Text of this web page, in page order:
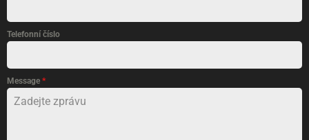
Telefonní číslo
Message *